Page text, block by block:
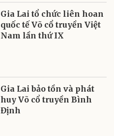
Gia Lai tổ chức liên hoan
quốc tế Võ cổ truyền Việt
Nam lần thứ IX
Gia Lai bảo tồn và phát
huy Võ cổ truyền Bình
Định